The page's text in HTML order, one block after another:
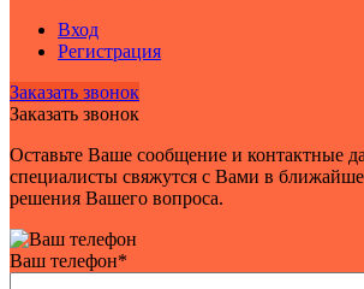
Вход
Регистрация
Заказать звонок
Заказать звонок
Оставьте Ваше сообщение и контактные
специалисты свяжутся с Вами в
решения Вашего вопроса.
Ваш телефон*